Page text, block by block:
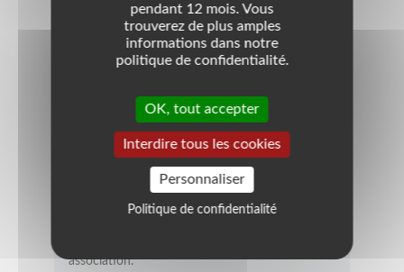
8 bis, Rue Fustel de Coulanges
PERPIGNAN
Infos
Vous êtes le président de cette association et
vous souhaitez apporter des modifications.
association.
pendant 12 mois. Vous
trouverez de plus amples
informations dans notre
politique de confidentialité.
OK, tout accepter
Interdire tous les cookies
Personnaliser
Politique de confidentialité